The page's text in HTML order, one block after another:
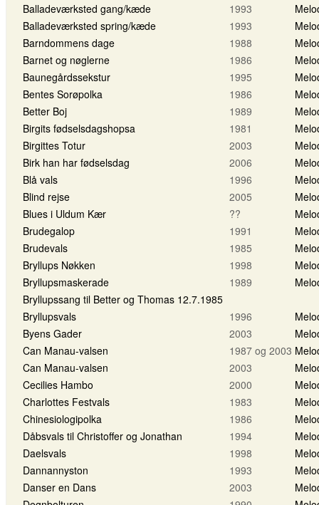
Balladeværksted gang/kæde
1993
Balladeværksted spring/kæde
1993
Barndommens dage
1988
Barnet og nøglerne
1986
Baunegårdssekstur
1995
Bentes Sorøpolka
1986
Better Boj
1989
Birgits fødselsdagshopsa
1981
Birgittes Totur
2003
Birk han har fødselsdag
2006
Blå vals
1996
Blind rejse
2005
Blues i Uldum Kær
??
Brudegalop
1991
Brudevals
1985
Bryllups Nøkken
1998
Bryllupsmaskerade
1989
Bryllupssang til Better og Thomas 12.7.1985
Bryllupsvals
1996
Byens Gader
2003
Can Manau-valsen
1987 og 2003
Can Manau-valsen
2003
Cecilies Hambo
2000
Charlottes Festvals
1983
Chinesiologipolka
1986
Dåbsvals til Christoffer og Jonathan
1994
Daelsvals
1998
Dannannyston
1993
Danser en Dans
2003